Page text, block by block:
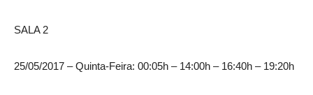
SALA 2
25/05/2017 – Quinta-Feira: 00:05h – 14:00h – 16:40h – 19:20h